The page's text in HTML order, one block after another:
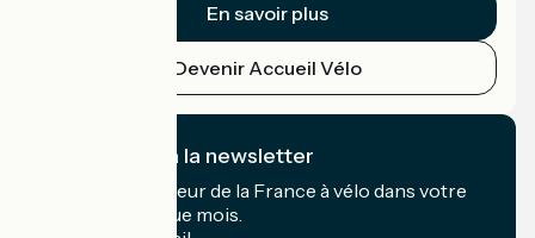
En savoir plus
Devenir Accueil Vélo
Je m'abonne à la newsletter
Recevez le meilleur de la France à vélo dans votre
boîte mail chaque mois.